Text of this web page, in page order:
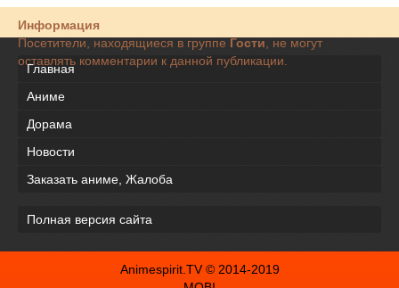
Информация
Посетители, находящиеся в группе Гости , не могут
оставлять комментарии к данной публикации.
Главная
Аниме
Дорама
Новости
Заказать аниме, Жалоба
Полная версия сайта
Animespirit.TV © 2014-2019